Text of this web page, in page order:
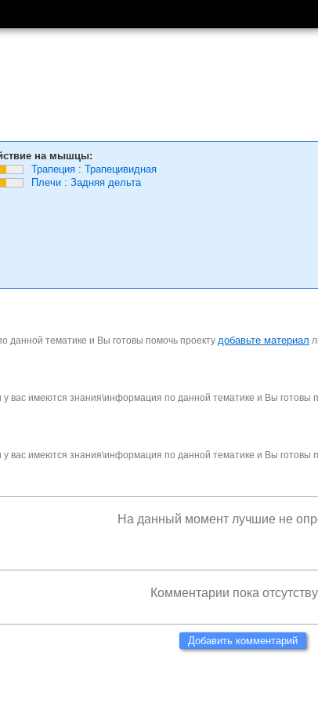
на мышцы:
Трапеция : Трапецивидная
Плечи : Задняя дельта
данной тематике и Вы готовы помочь проекту добавьте материал
у вас имеются знания\информация по данной тематике и Вы готовы
у вас имеются знания\информация по данной тематике и Вы готовы
На данный момент лучшие не
Комментарии пока
Добавить комментарий